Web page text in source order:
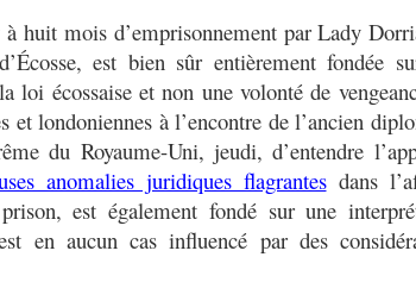
huit mois d’emprisonnement par Lady
est bien sûr entièrement fondée
loi écossaise et non une volonté de
et londoniennes à l’encontre de l’ancien
du Royaume-Uni, jeudi, d’entendre
anomalies juridiques flagrantesdans
est également fondé sur une
en aucun cas influencé par des